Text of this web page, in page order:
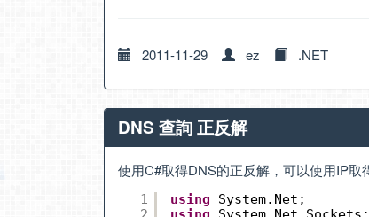
2011-11-29 ez .NET
DNS 查詢 正反解
使用C#取得DNS的正反解，可以使用IP取
1
using
System.Net;